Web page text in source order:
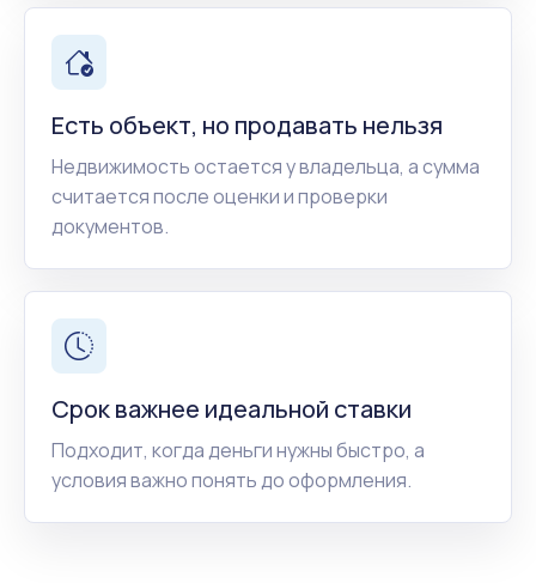
Есть объект, но продавать нельзя
Недвижимость остается у владельца, а сумма
считается после оценки и проверки
документов.
Срок важнее идеальной ставки
Подходит, когда деньги нужны быстро, а
условия важно понять до оформления.